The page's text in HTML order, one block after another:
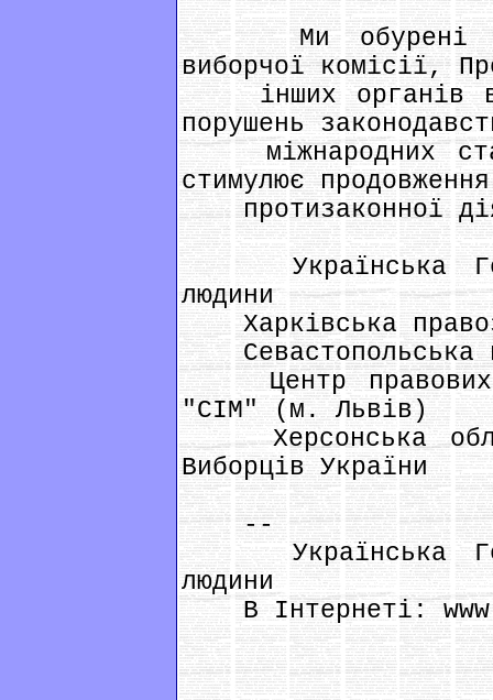
Ми обурені
виборчої комісії,
інших органів
порушень
міжнародних
стимулює продовження
протизаконної
Українська
людини
Харківська
Севастопольська
Центр правових
"СІМ" (м. Львів)
Херсонська
Виборців України
--
Українська
людини
В Інтернеті: